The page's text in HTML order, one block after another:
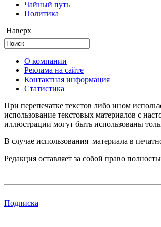
Чайный путь
Политика
Наверх
О компании
Реклама на сайте
Контактная информация
Статистика
При перепечатке текстов либо ином
использование текстовых материалов с
иллюстрации могут быть использованы
В случае использования материала в
Редакция оставляет за собой право
Подписка